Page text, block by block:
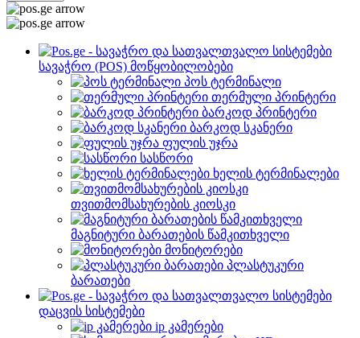
სავაჭრო (POS) მოწყობილობები
პოს ტერმინალი
თერმული პრინტერი
ბარკოდ პრინტერი
ბარკოდ სკანერი
ფულის უჯრა
სასწორი
ხელის ტერმინალები
თვითმომსახურების კიოსკი
მაგნიტური ბარათების წამკითხველი
მონიტორები
პლასტუკური
ბარათები
დაცვის სისტემები
ip კამერები